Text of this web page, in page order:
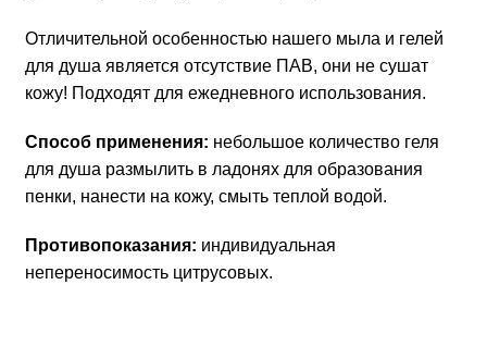
Отличительной особенностью нашего мыла и гелей
для душа является отсутствие ПАВ, они не сушат
кожу! Подходят для ежедневного использования.
Способ применения: небольшое количество геля
для душа размылить в ладонях для образования
пенки, нанести на кожу, смыть теплой водой.
Противопоказания: индивидуальная
непереносимость цитрусовых.